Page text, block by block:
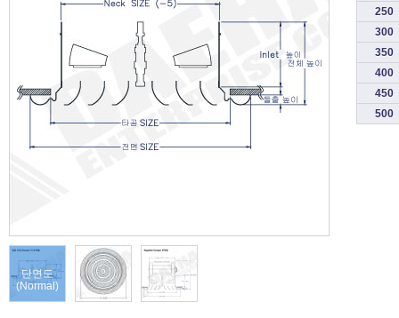
단면도
(Normal)
250
300
350
400
450
500